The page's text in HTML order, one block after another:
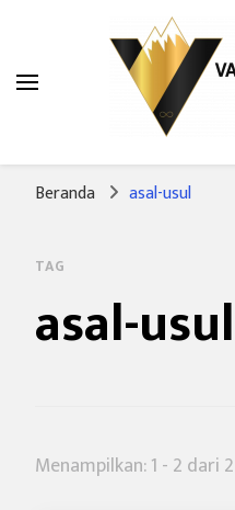
Varman
Pusat Kajian Sunda
Beranda asal-usul
TAG
asal-usul
Menampilkan: 1 - 2 dari